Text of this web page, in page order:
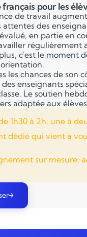
pour les
de travail
attentes des
en partie en
régulièrement
c'est le moment
les chances de son
enseignants
Le soutien
adaptée aux
1h30 à 2h, une à
dédié qui vient à
sur mesure,